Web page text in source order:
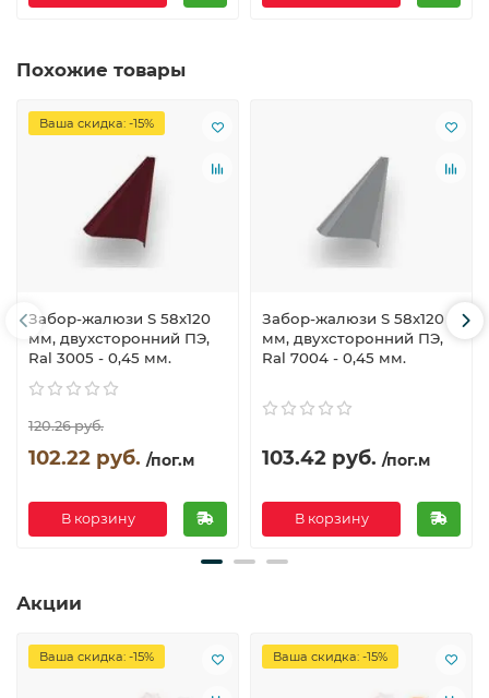
Похожие товары
Ваша скидка: -15%
Забор-жалюзи S 58х120
мм, двухсторонний ПЭ,
Ral 3005 - 0,45 мм.
120.26 руб.
102.22 руб. /пог.м
В корзину
Забор-жалюзи S 58х120
мм, двухсторонний ПЭ,
Ral 7004 - 0,45 мм.
103.42 руб. /пог.м
В корзину
Акции
Ваша скидка: -15% Ваша скидка: -15%